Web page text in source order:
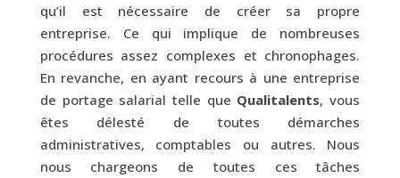
qu’il est nécessaire de créer sa propre
entreprise. Ce qui implique de nombreuses
procédures assez complexes et chronophages.
En revanche, en ayant recours à une entreprise
de portage salarial telle que Qualitalents, vous
êtes délesté de toutes démarches
administratives, comptables ou autres. Nous
nous chargeons de toutes ces tâches